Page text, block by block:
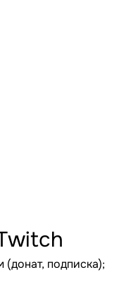
(донат, подписка);